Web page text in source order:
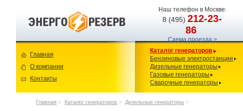
Наш телефон в Москве:
8 (495)212-23-
86
Схема проезда >
Главная
О компании
Контакты
Каталог генераторов
Бензиновые электростанции
Дизельные генераторы
Газовые генераторы
Сварочные генераторы
Главная > Каталог генераторов > Дизельные генераторы >